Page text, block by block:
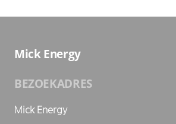
Mick Energy
BEZOEKADRES
Mick Energy